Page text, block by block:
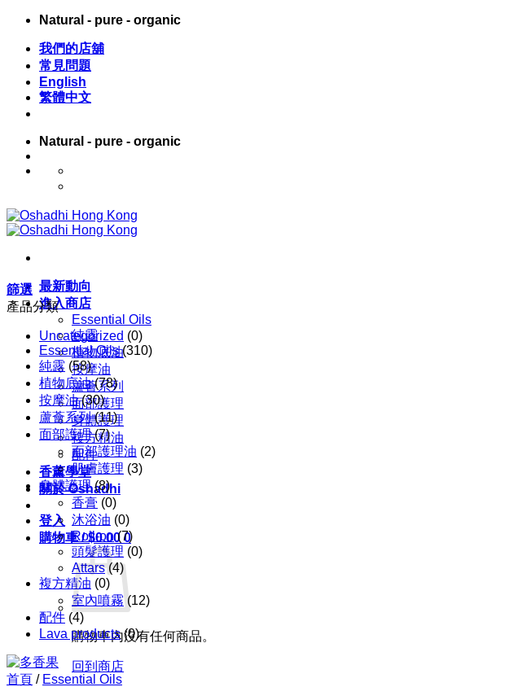
Skip
content
Natural - pure - organic
我們的店舖
常見問題
English
繁體中文
Natural - pure - organic
最新動向
進入商店
Essential Oils
純露
植物底油
按摩油
蘆薈系列
面部護理
身體護理
複方精油
配件
香薰學堂
關於 Oshadhi
登入
購物車 /$0.00 0
購物車內沒有任何商品。
回到商店
篩選
產品分類
Uncategorized (0)
Essential Oils (310)
純露 (58)
植物底油 (78)
按摩油 (30)
蘆薈系列 (11)
面部護理 (7)
面部護理油 (2)
肌膚護理 (3)
身體護理 (8)
香膏 (0)
沐浴油 (0)
Roll-on (7)
頭髮護理 (0)
Attars (4)
複方精油 (0)
室內噴霧 (12)
配件 (4)
Lava products (0)
首頁 / Essential Oils